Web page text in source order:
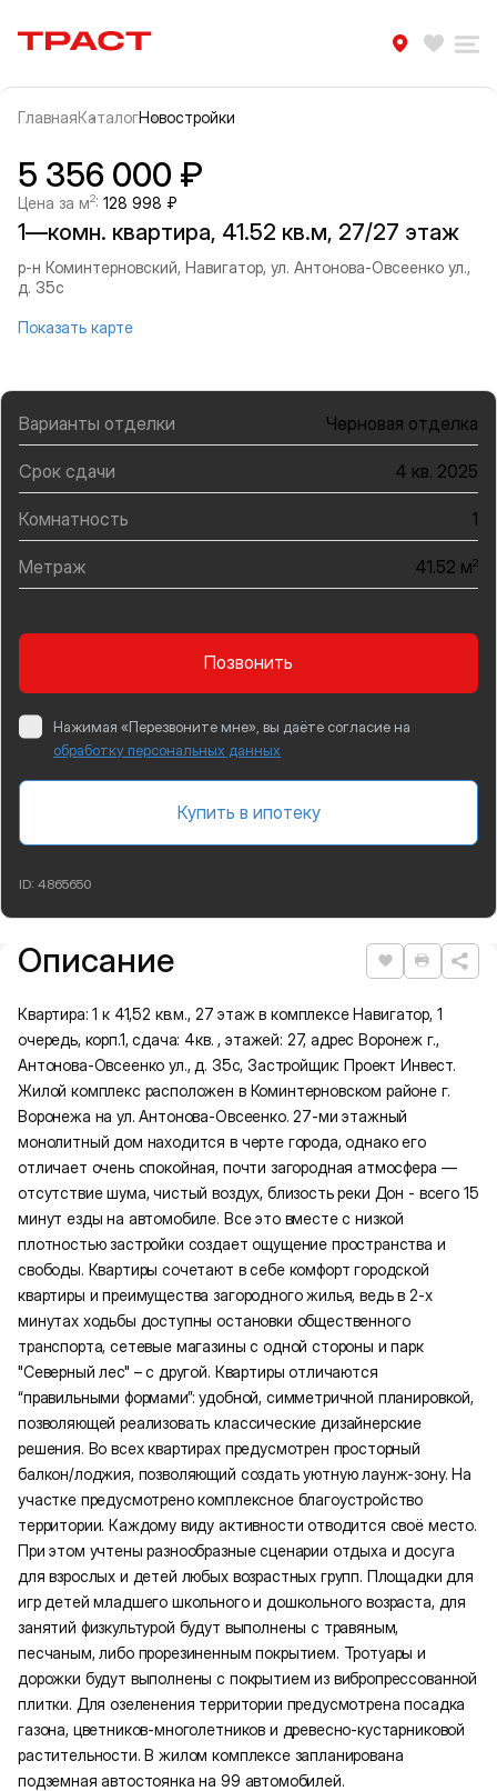
Траст | Служба недвижимости
ГлавнаяКаталогНовостройки
Информация об объекте
Галерея
5 356 000 ₽
Цена за м2: 128 998 ₽
1—комн. квартира, 41.52 кв.м, 27/27 этаж
р-н Коминтерновский, Навигатор, ул. Антонова-Овсеенко ул.,
д. 35с
Показать карте
Варианты отделки Черновая отделка
Срок сдачи 4 кв. 2025
Комнатность 1
Метраж 41.52 м2
Позвонить
Нажимая «Перезвоните мне», вы даёте согласие на
обработку персональных данных
Купить в ипотеку
ID: 4865650
Подробная информация
Описание Нравится
Квартира: 1 к 41,52 кв.м., 27 этаж в комплексе Навигатор, 1
очередь, корп.1, сдача: 4кв. , этажей: 27, адрес Воронеж г.,
Антонова-Овсеенко ул., д. 35с, Застройщик: Проект Инвест.
Жилой комплекс расположен в Коминтерновском районе г.
Воронежа на ул. Антонова-Овсеенко. 27-ми этажный
монолитный дом находится в черте города, однако его
отличает очень спокойная, почти загородная атмосфера —
отсутствие шума, чистый воздух, близость реки Дон - всего 15
минут езды на автомобиле. Все это вместе с низкой
плотностью застройки создает ощущение пространства и
свободы. Квартиры сочетают в себе комфорт городской
квартиры и преимущества загородного жилья, ведь в 2-х
минутах ходьбы доступны остановки общественного
транспорта, сетевые магазины с одной стороны и парк
"Северный лес" – с другой. Квартиры отличаются
“правильными формами”: удобной, симметричной планировкой,
позволяющей реализовать классические дизайнерские
решения. Во всех квартирах предусмотрен просторный
балкон/лоджия, позволяющий создать уютную лаунж-зону. На
участке предусмотрено комплексное благоустройство
территории. Каждому виду активности отводится своё место.
При этом учтены разнообразные сценарии отдыха и досуга
для взрослых и детей любых возрастных групп. Площадки для
игр детей младшего школьного и дошкольного возраста, для
занятий физкультурой будут выполнены с травяным,
песчаным, либо прорезиненным покрытием. Тротуары и
дорожки будут выполнены с покрытием из вибропрессованной
плитки. Для озеленения территории предусмотрена посадка
газона, цветников-многолетников и древесно-кустарниковой
растительности. В жилом комплексе запланирована
подземная автостоянка на 99 автомобилей.